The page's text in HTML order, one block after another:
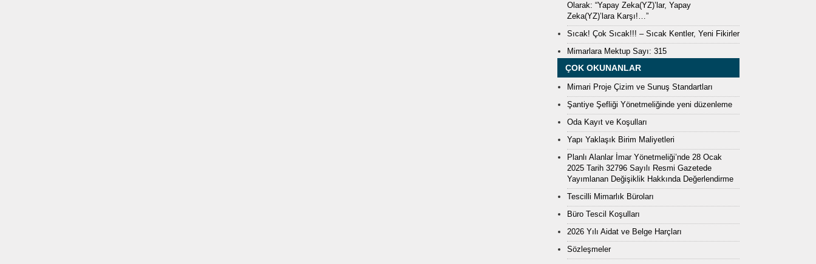
Olarak: “Yapay Zeka(YZ)’lar, Yapay
Zeka(YZ)’lara Karşı!…”
Sıcak! Çok Sıcak!!! – Sıcak Kentler, Yeni Fikirler
Mimarlara Mektup Sayı: 315
ÇOK OKUNANLAR
Mimari Proje Çizim ve Sunuş Standartları
Şantiye Şefliği Yönetmeliğinde yeni düzenleme
Oda Kayıt ve Koşulları
Yapı Yaklaşık Birim Maliyetleri
Planlı Alanlar İmar Yönetmeliği’nde 28 Ocak
2025 Tarih 32796 Sayılı Resmi Gazetede
Yayımlanan Değişiklik Hakkında Değerlendirme
Tescilli Mimarlık Büroları
Büro Tescil Koşulları
2026 Yılı Aidat ve Belge Harçları
Sözleşmeler